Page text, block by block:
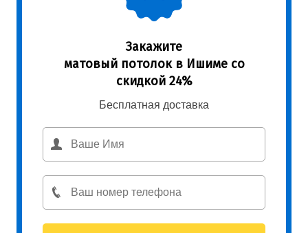
Закажите
матовый потолок в Ишиме со
скидкой 24%
Бесплатная доставка